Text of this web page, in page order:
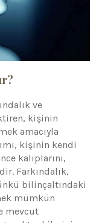
ve
kişinin
amacıyla
kişinin kendi
kalıplarını,
Farkındalık,
bilinçaltındaki
mümkün
mevcut